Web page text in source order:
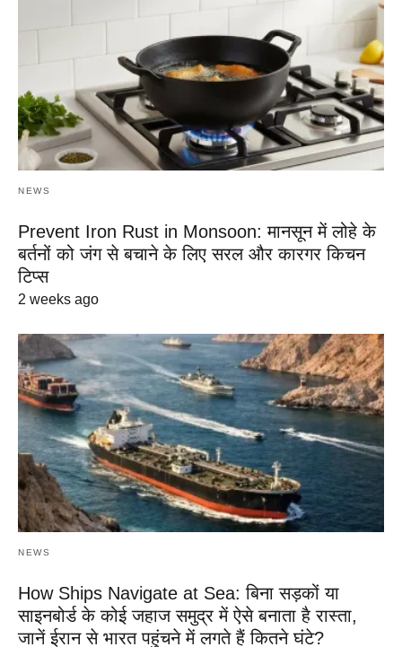
NEWS
Prevent Iron Rust in Monsoon: मानसून में लोहे के
बर्तनों को जंग से बचाने के लिए सरल और कारगर किचन
टिप्स
2 weeks ago
NEWS
How Ships Navigate at Sea: बिना सड़कों या
साइनबोर्ड के कोई जहाज समुद्र में ऐसे बनाता है रास्ता,
जानें ईरान से भारत पहुंचने में लगते हैं कितने घंटे?